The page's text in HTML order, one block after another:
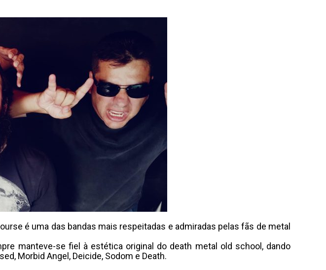
é uma das bandas mais respeitadas e admiradas pelas fãs de metal
manteve-se fiel à estética original do death metal old school, dando
Morbid Angel, Deicide, Sodom e Death.